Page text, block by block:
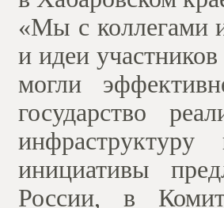
«Мы с коллегами
и идеи
могли
государство
инициативы
России, в